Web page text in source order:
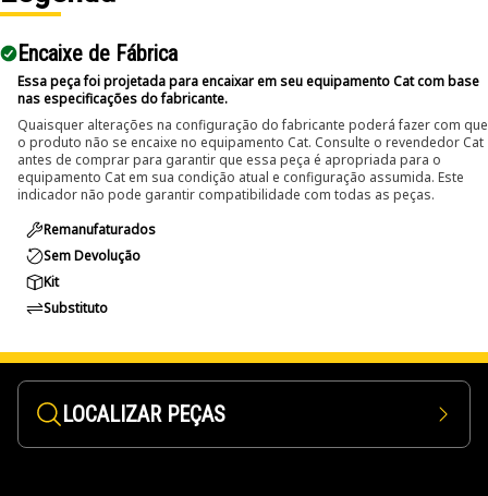
Encaixe de Fábrica
Essa peça foi projetada para encaixar em seu equipamento Cat com base
nas especificações do fabricante.
Quaisquer alterações na configuração do fabricante poderá fazer com que
o produto não se encaixe no equipamento Cat. Consulte o revendedor Cat
antes de comprar para garantir que essa peça é apropriada para o
equipamento Cat em sua condição atual e configuração assumida. Este
indicador não pode garantir compatibilidade com todas as peças.
Remanufaturados
Sem Devolução
Kit
Substituto
LOCALIZAR PEÇAS